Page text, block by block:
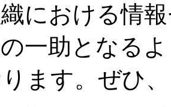
における情
一助となる
ます。ぜひ